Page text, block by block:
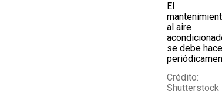
El
al aire
se debe
Crédito:
Shutterstock